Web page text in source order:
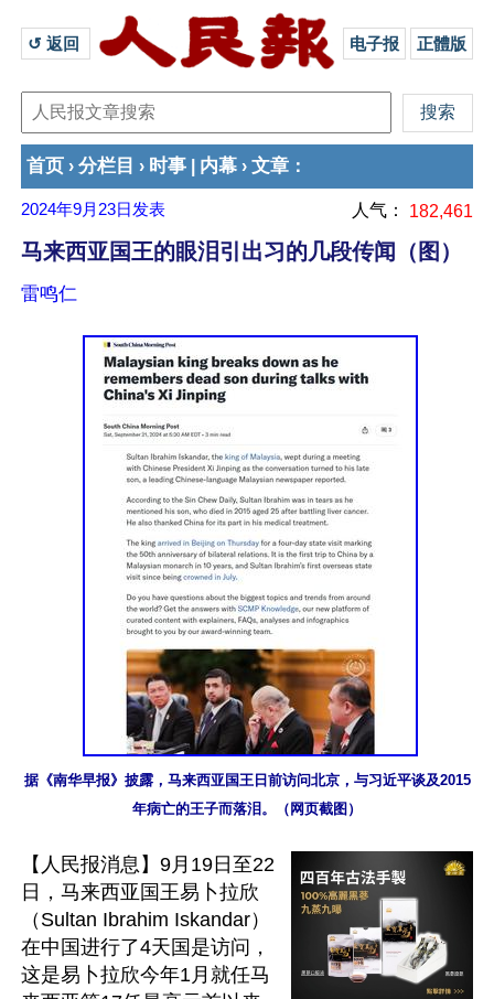
↺ 返回 电子报 正體版
首页 › 分栏目 › 时事 内幕 › 文章 ：
2024年9月23日 发表 人气： 182,461
马来西亚国王的眼泪引出习的几段传闻（图）
雷鸣仁
据《南华早报》披露，马来西亚国王日前访问北京，与习近平谈及2015
年病亡的王子而落泪。（网页截图）
【人民报消息】9月19日至22
日，马来西亚国王易卜拉欣
（Sultan Ibrahim Iskandar）
在中国进行了4天国是访问，
这是易卜拉欣今年1月就任马